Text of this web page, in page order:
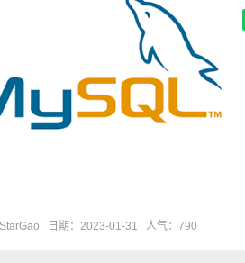
日期：2023-01-31 人气：790